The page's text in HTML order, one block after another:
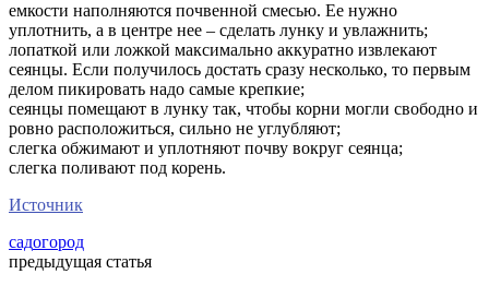
емкости наполняются почвенной смесью. Ее нужно
уплотнить, а в центре нее – сделать лунку и увлажнить;
лопаткой или ложкой максимально аккуратно извлекают
сеянцы. Если получилось достать сразу несколько, то первым
делом пикировать надо самые крепкие;
сеянцы помещают в лунку так, чтобы корни могли свободно и
ровно расположиться, сильно не углубляют;
слегка обжимают и уплотняют почву вокруг сеянца;
слегка поливают под корень.
Источник
садогород
предыдущая статья